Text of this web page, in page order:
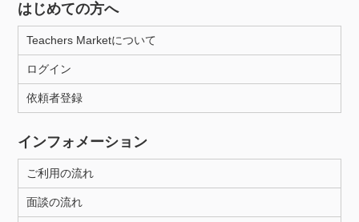
はじめての方へ
Teachers Marketについて
ログイン
依頼者登録
インフォメーション
ご利用の流れ
面談の流れ